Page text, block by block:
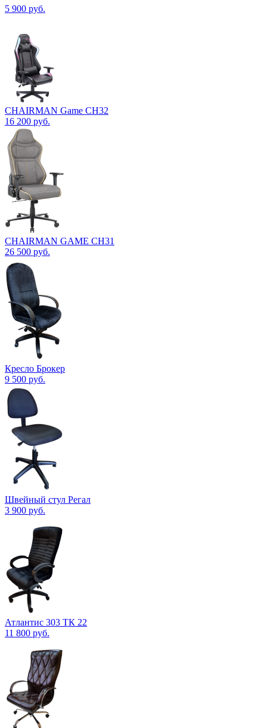
5 900 руб.
CHAIRMAN Game CH32
16 200 руб.
CHAIRMAN GAME CH31
26 500 руб.
Кресло Брокер
9 500 руб.
Швейный стул Регал
3 900 руб.
Атлантис 303 ТК 22
11 800 руб.